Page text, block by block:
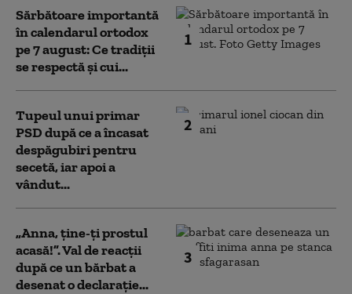
1
Sărbătoare importantă
în calendarul ortodox
pe 7 august: Ce tradiții
se respectă și cui...
2
Tupeul unui primar
PSD după ce a încasat
despăgubiri pentru
secetă, iar apoi a
vândut...
3
„Anna, ţine-ţi prostul
acasă!”. Val de reacții
după ce un bărbat a
desenat o declarație...